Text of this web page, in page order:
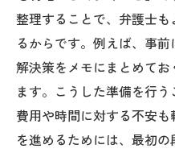
を選ぶ
テレフォン人生
する
複数の弁護士と
める
人生相談の悩み
整理することで、弁護士
るからです。例えば、事
解決策をメモにまとめて
ます。こうした準備を行う
費用や時間に対する不安
を進めるためには、最初の